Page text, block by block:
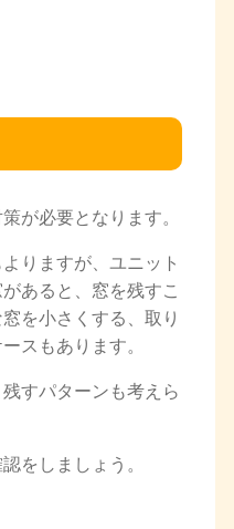
が必要となります。
りますが、ユニット
あると、窓を残すこ
を小さくする、取り
スもあります。
すパターンも考えら
をしましょう。